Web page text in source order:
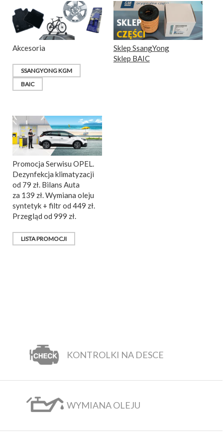
Akcesoria
SSANGYONG KGM
BAIC
Sklep SsangYong
Sklep BAIC
Promocja Serwisu OPEL.
Dezynfekcja klimatyzacji
od 79 zł. Bilans Auta
za 139 zł. Wymiana oleju
syntetyk + filtr od 449 zł.
Przegląd od 999 zł.
LISTA PROMOCJI
KONTROLKI NA DESCE
WYMIANA OLEJU